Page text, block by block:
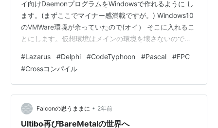
イ向けDaemonプログラムをWindowsで作れるように し
ます。(まずここでマイナー感満載ですが。) Windows10
のVMWare環境が余っていたので(オイ） そこに入れるこ
とにします。仮想環境はメインの環境を壊さないのでい
す。 Delphiを使いたいのですが、Linux用コンパイラは
Enterprise版でないと ついてきません。 なので持ってい
ないので無理なのでLazarusでプログラムを作ります。
ターゲットはラズパイOSなのですが、Daemonソフトを
作ります。 G…
#Lazarus #Delphi #CodeTyphoon #Pascal #FPC
#Crossコンパイル
Falconの思うままに • 2年前
Ultibo再びBareMetalの世界へ